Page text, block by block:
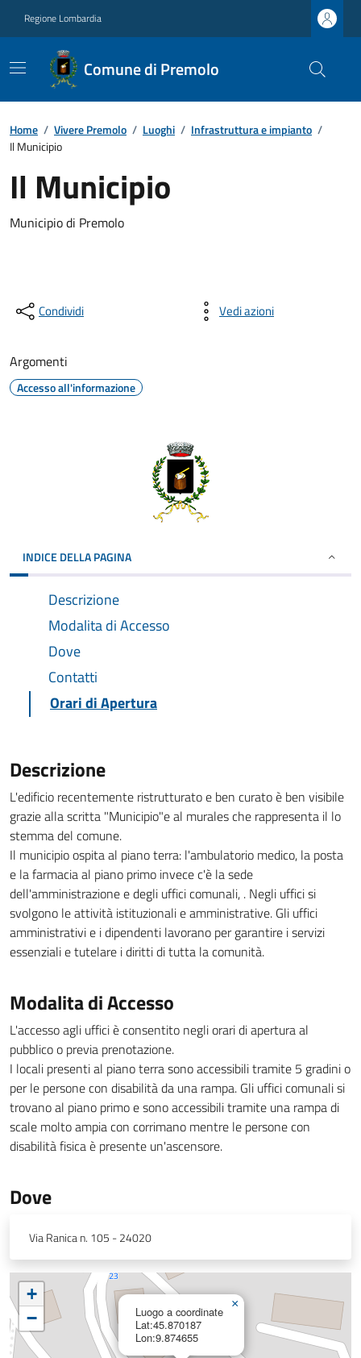
Regione Lombardia
Comune di Premolo
Home / Vivere Premolo / Luoghi / Infrastruttura e impianto /
Il Municipio
Il Municipio
Municipio di Premolo
Condividi Vedi azioni
Argomenti
Accesso all'informazione
INDICE DELLA PAGINA
Descrizione
Modalita di Accesso
Dove
Contatti
Orari di Apertura
Descrizione
L'edificio recentemente ristrutturato e ben curato è ben visibile
grazie alla scritta "Municipio"e al murales che rappresenta il lo
stemma del comune.
Il municipio ospita al piano terra: l'ambulatorio medico, la posta
e la farmacia al piano primo invece c'è la sede
dell'amministrazione e degli uffici comunali, . Negli uffici si
svolgono le attività istituzionali e amministrative. Gli uffici
amministrativi e i dipendenti lavorano per garantire i servizi
essenziali e tutelare i diritti di tutta la comunità.
Modalita di Accesso
L'accesso agli uffici è consentito negli orari di apertura al
pubblico o previa prenotazione.
I locali presenti al piano terra sono accessibili tramite 5 gradini o
per le persone con disabilità da una rampa. Gli uffici comunali si
trovano al piano primo e sono accessibili tramite una rampa di
scale molto ampia con corrimano mentre le persone con
disabilità fisica è presente un'ascensore.
Dove
Via Ranica n. 105 - 24020
Luogo a coordinate
Lat:45.870187
Lon:9.874655
×
+
−